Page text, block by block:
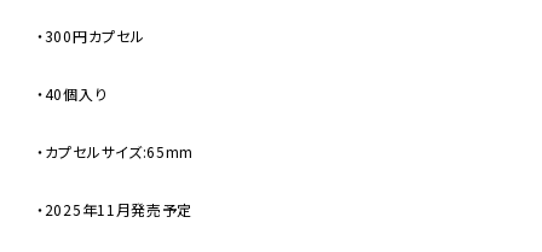
・300円カプセル
・40個入り
・カプセルサイズ:65mm
・2025年11月発売予定